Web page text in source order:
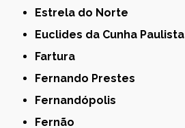
Estrela do Norte
Euclides da Cunha Paulista
Fartura
Fernando Prestes
Fernandópolis
Fernão